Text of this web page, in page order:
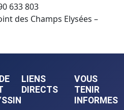
633 803
des Champs Elysées –
LIENS
DIRECTS
VOUS
TENIR
INFORMES